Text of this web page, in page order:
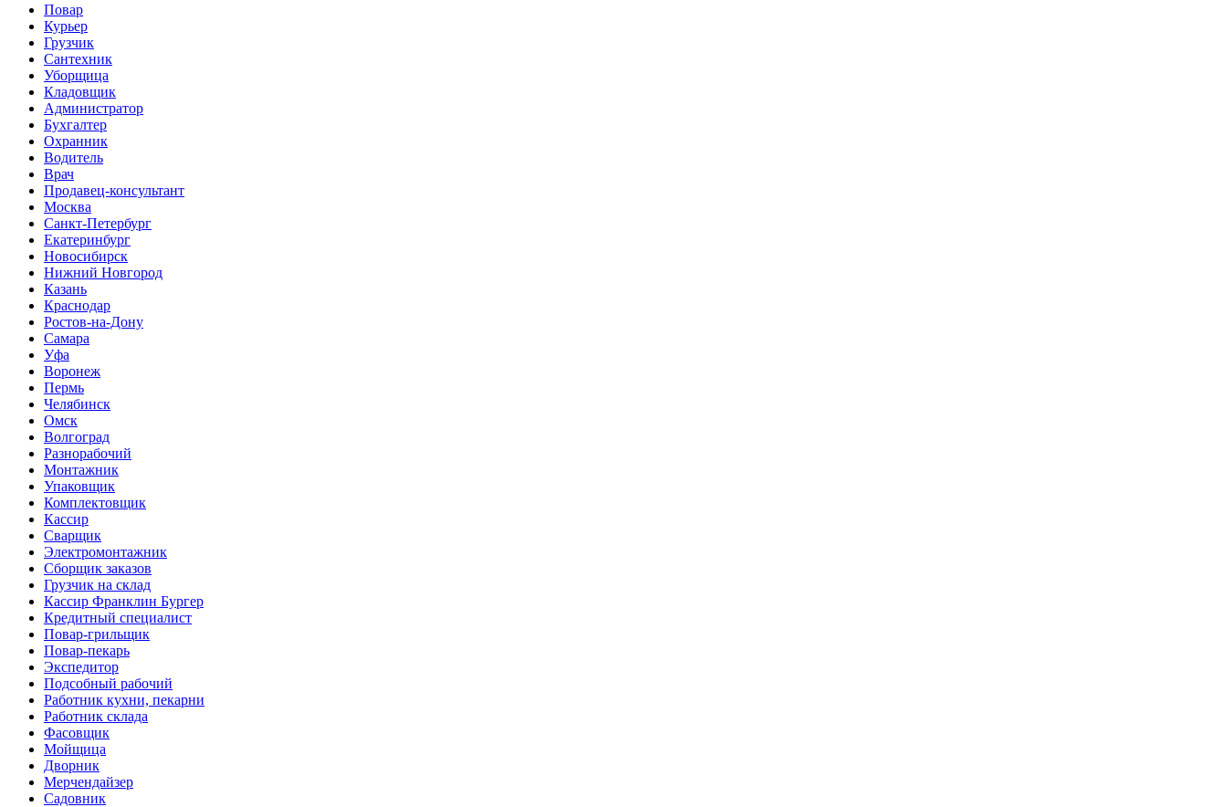
Повар
Курьер
Грузчик
Сантехник
Уборщица
Кладовщик
Администратор
Бухгалтер
Охранник
Водитель
Врач
Продавец-консультант
Москва
Санкт-Петербург
Екатеринбург
Новосибирск
Нижний Новгород
Казань
Краснодар
Ростов-на-Дону
Самара
Уфа
Воронеж
Пермь
Челябинск
Омск
Волгоград
Разнорабочий
Монтажник
Упаковщик
Комплектовщик
Кассир
Сварщик
Электромонтажник
Сборщик заказов
Грузчик на склад
Кассир Франклин Бургер
Кредитный специалист
Повар-грильщик
Повар-пекарь
Экспедитор
Подсобный рабочий
Работник кухни, пекарни
Работник склада
Фасовщик
Мойщица
Дворник
Мерчендайзер
Садовник